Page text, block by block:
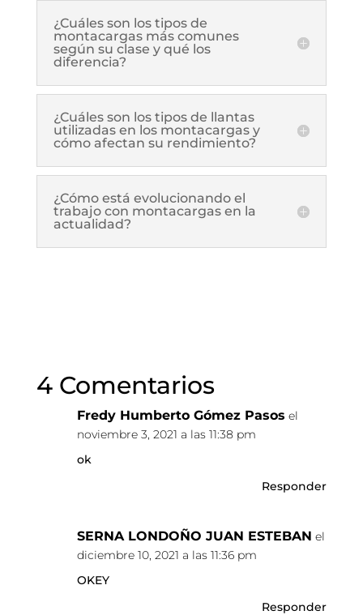
¿Cuáles son los tipos de
montacargas más comunes
según su clase y qué los
diferencia?
¿Cuáles son los tipos de llantas
utilizadas en los montacargas y
cómo afectan su rendimiento?
¿Cómo está evolucionando el
trabajo con montacargas en la
actualidad?
4 Comentarios
Fredy Humberto Gómez Pasos el
noviembre 3, 2021 a las 11:38 pm
ok
Responder
SERNA LONDOÑO JUAN ESTEBAN el
diciembre 10, 2021 a las 11:36 pm
OKEY
Responder